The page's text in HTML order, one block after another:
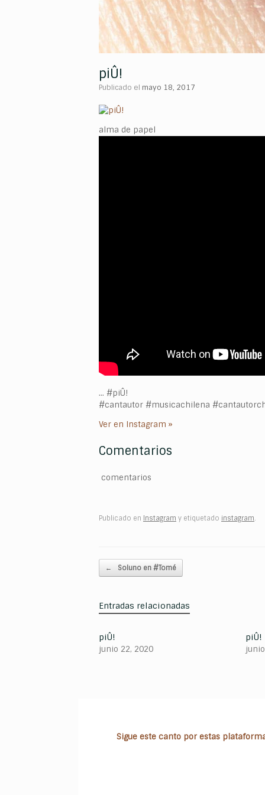
piÛ!
Publicado el mayo 18, 2017
alma de papel
… #piÛ!
#cantautor #musicachilena
Ver en Instagram »
Comentarios
comentarios
Publicado en Instagram y etiquetado instagram
Navegador de artículos
← Soluno en #Tomé
Entradas relacionadas
piÛ!
junio 22, 2020
piÛ!
Sigue este canto por estas